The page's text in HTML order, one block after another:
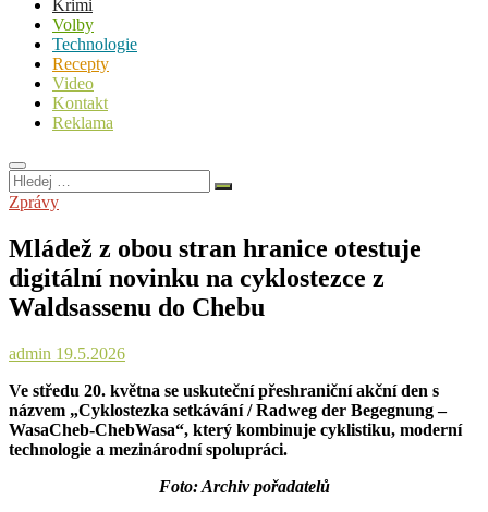
Krimi
Volby
Technologie
Recepty
Video
Kontakt
Reklama
Hledej
…
Zprávy
Mládež z obou stran hranice otestuje
digitální novinku na cyklostezce z
Waldsassenu do Chebu
admin 19.5.2026
Ve středu 20. května se uskuteční přeshraniční akční den s
názvem „Cyklostezka setkávání / Radweg der Begegnung –
WasaCheb‑ChebWasa“, který kombinuje cyklistiku, moderní
technologie a mezinárodní spolupráci.
Foto: Archiv pořadatelů